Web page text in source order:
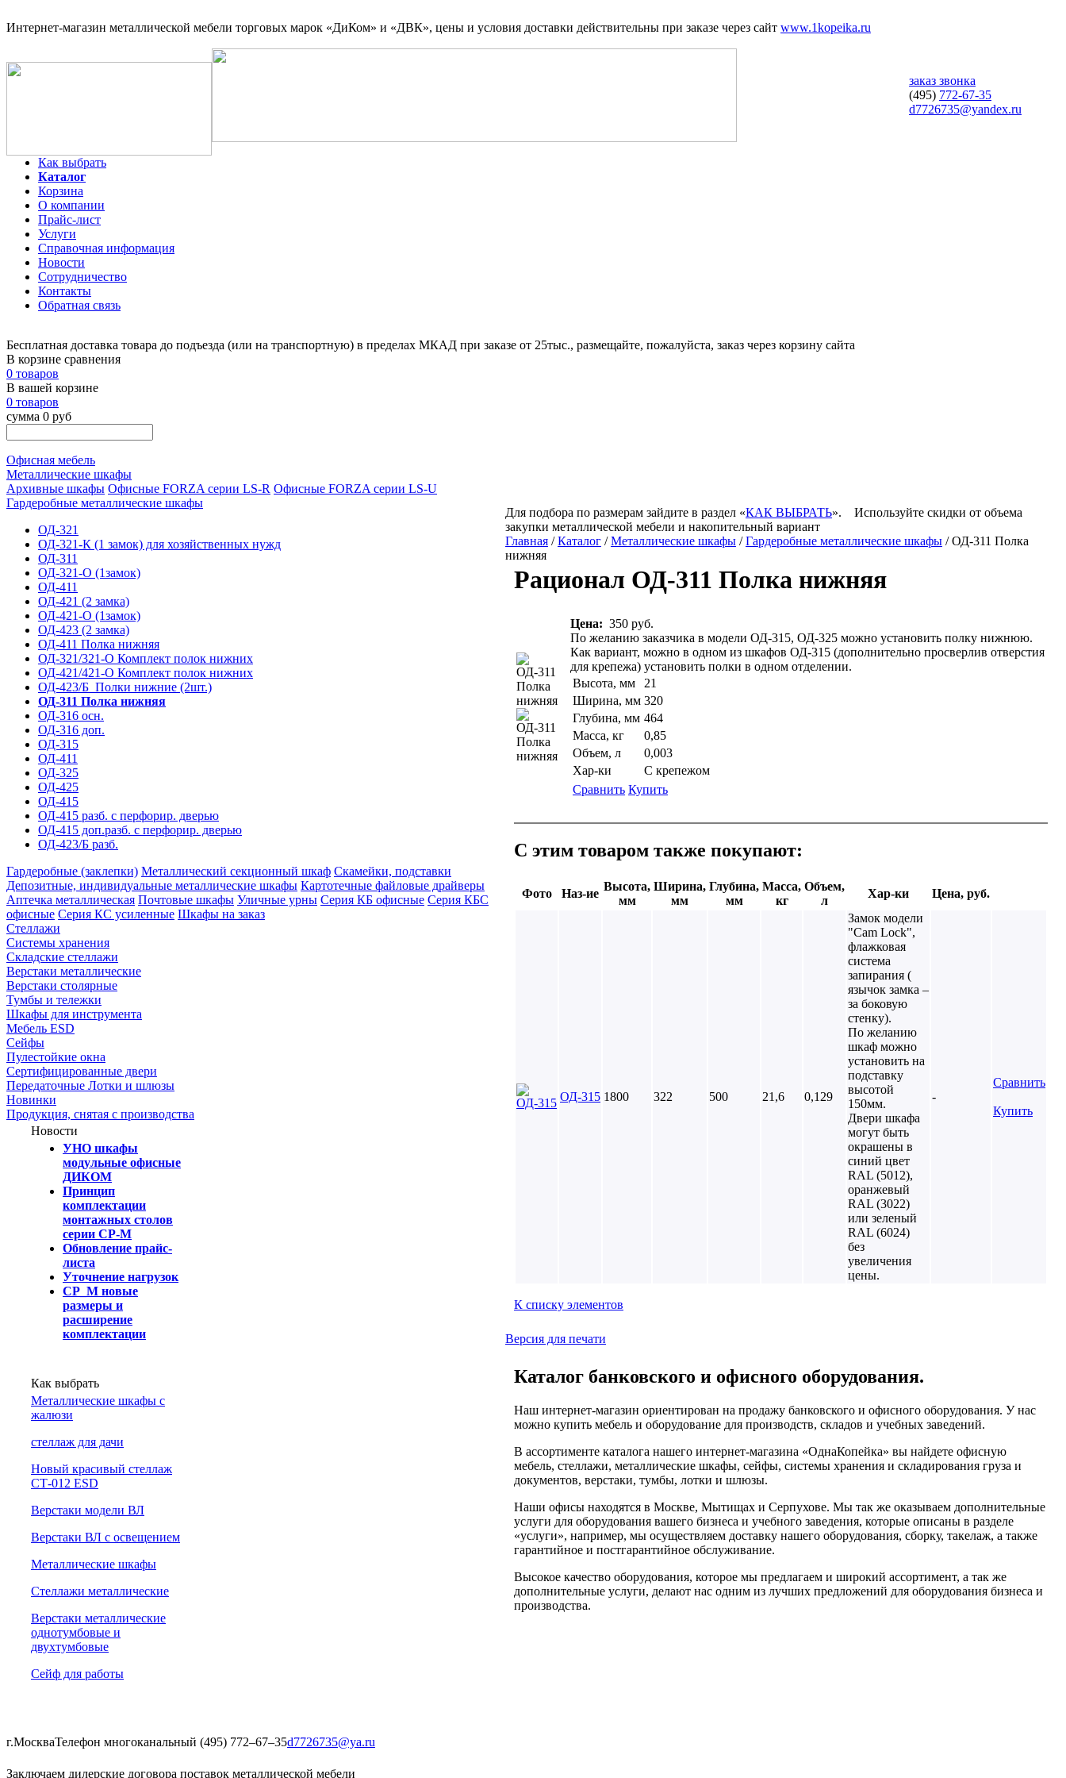
Интернет-магазин металлической мебели торговых марок «ДиКом» и «ДВК», цены и условия доставки действительны при заказе через сайт www.1kopeika.ru
заказ звонка
(495) 772-67-35
d7726735@yandex.ru
Как выбрать
Каталог
Корзина
О компании
Прайс-лист
Услуги
Справочная информация
Новости
Сотрудничество
Контакты
Обратная связь
Бесплатная доставка товара до подъезда (или на транспортную) в пределах МКАД при заказе от 25тыс., размещайте, пожалуйста, заказ через корзину сайта
В корзине сравнения
0 товаров
В вашей корзине
0 товаров
сумма 0 руб
Офисная мебель
Металлические шкафы
Архивные шкафы Офисные FORZA серии LS-R Офисные FORZA серии LS-U
Гардеробные металлические шкафы
ОД-321
ОД-321-К (1 замок) для хозяйственных нужд
ОД-311
ОД-321-О (1замок)
ОД-411
ОД-421 (2 замка)
ОД-421-О (1замок)
ОД-423 (2 замка)
ОД-411 Полка нижняя
ОД-321/321-О Комплект полок нижних
ОД-421/421-О Комплект полок нижних
ОД-423/Б_Полки нижние (2шт.)
ОД-311 Полка нижняя
ОД-316 осн.
ОД-316 доп.
ОД-315
ОД-411
ОД-325
ОД-425
ОД-415
ОД-415 разб. с перфорир. дверью
ОД-415 доп.разб. с перфорир. дверью
ОД-423/Б разб.
Гардеробные (заклепки) Металлический секционный шкаф Скамейки, подставки
Депозитные, индивидуальные металлические шкафы Картотечные файловые драйверы
Аптечка металлическая Почтовые шкафы Уличные урны Серия КБ офисные Серия КБС
офисные Серия КC усиленные Шкафы на заказ
Стеллажи
Системы хранения
Складские стеллажи
Верстаки металлические
Верстаки столярные
Тумбы и тележки
Шкафы для инструмента
Мебель ESD
Сейфы
Пулестойкие окна
Сертифицированные двери
Передаточные Лотки и шлюзы
Новинки
Продукция, снятая с производства
Новости
УНО шкафы
модульные офисные
ДИКОМ
Принцип
комплектации
монтажных столов
серии СР-М
Обновление прайс-
листа
Уточнение нагрузок
СР_М новые
размеры и
расширение
комплектации
Как выбрать
Металлические шкафы с
жалюзи
cтеллаж для дачи
Новый красивый стеллаж
СТ-012 ESD
Верстаки модели ВЛ
Верстаки ВЛ с освещением
Металлические шкафы
Стеллажи металлические
Верстаки металлические
однотумбовые и
двухтумбовые
Сейф для работы
Для подбора по размерам зайдите в раздел «КАК ВЫБРАТЬ».
Используйте скидки от объема
закупки металлической мебели и накопительный вариант
Главная /Каталог /Металлические шкафы /Гардеробные металлические шкафы / ОД-311 Полка
нижняя
Рационал ОД-311 Полка нижняя
Цена: 350 руб.
По желанию заказчика в модели ОД-315, ОД-325 можно установить полку нижнюю.
Как вариант, можно в одном из шкафов ОД-315 (дополнительно просверлив отверстия
для крепежа) установить полки в одном отделении.
Высота, мм
21
Ширина, мм 320
Глубина, мм 464
Масса, кг
0,85
Объем, л
0,003
Хар-ки
С крепежом
Сравнить Купить
С этим товаром также покупают:
Фото Наз-ие
Высота,
мм
Ширина,
мм
Глубина,
мм
Масса,
кг
Объем,
л
Хар-ки Цена, руб.
ОД-315 1800 322 500 21,6 0,129
Замок модели
"Cam Lock",
флажковая
система
запирания (
язычок замка –
за боковую
стенку).
По желанию
шкаф можно
установить на
подставку
высотой
150мм.
Двери шкафа
могут быть
окрашены в
синий цвет
RAL (5012),
оранжевый
RAL (3022)
или зеленый
RAL (6024)
без
увеличения
цены.
-
Сравнить
Купить
К списку элементов
Версия для печати
Каталог банковского и офисного оборудования.
Наш интернет-магазин ориентирован на продажу банковского и офисного оборудования. У нас
можно купить мебель и оборудование для производств, складов и учебных заведений.
В ассортименте каталога нашего интернет-магазина «ОднаКопейка» вы найдете офисную
мебель, стеллажи, металлические шкафы, сейфы, системы хранения и складирования груза и
документов, верстаки, тумбы, лотки и шлюзы.
Наши офисы находятся в Москве, Мытищах и Серпухове. Мы так же оказываем дополнительные
услуги для оборудования вашего бизнеса и учебного заведения, которые описаны в разделе
«услуги», например, мы осуществляем доставку нашего оборудования, сборку, такелаж, а также
гарантийное и постгарантийное обслуживание.
Высокое качество оборудования, которое мы предлагаем и широкий ассортимент, а так же
дополнительные услуги, делают нас одним из лучших предложений для оборудования бизнеса и
производства.
г.МоскваТелефон многоканальный (495) 772‒67‒35d7726735@ya.ru
Заключаем дилерские договора поставок металлической мебели